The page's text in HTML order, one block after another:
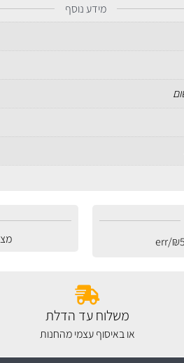
מידע נוסף
₪
/err
משלוח עד הדלת
או באיסוף עצמי מהחנות